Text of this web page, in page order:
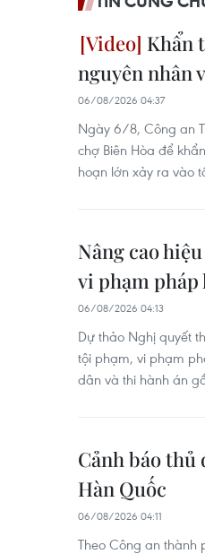
Khẩn
nguyên nhân
06/08/2026 04:37
Ngày 6/8, Công an
chợ Biên Hòa để
hoạn lớn xảy ra vào
Nâng cao
vi phạm pháp
06/08/2026 04:13
Dự thảo Nghị quyết
tội phạm, vi phạm
dân và thi hành án
Cảnh báo thủ
Hàn Quốc
06/08/2026 04:11
Theo Công an thành